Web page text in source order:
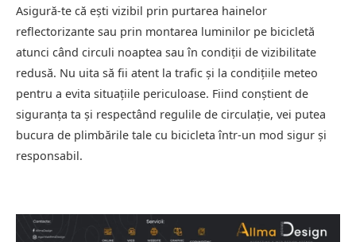
Asigură-te că ești vizibil prin purtarea hainelor
reflectorizante sau prin montarea luminilor pe bicicletă
atunci când circuli noaptea sau în condiții de vizibilitate
redusă. Nu uita să fii atent la trafic și la condițiile meteo
pentru a evita situațiile periculoase. Fiind conștient de
siguranța ta și respectând regulile de circulație, vei putea
bucura de plimbările tale cu bicicleta într-un mod sigur și
responsabil.